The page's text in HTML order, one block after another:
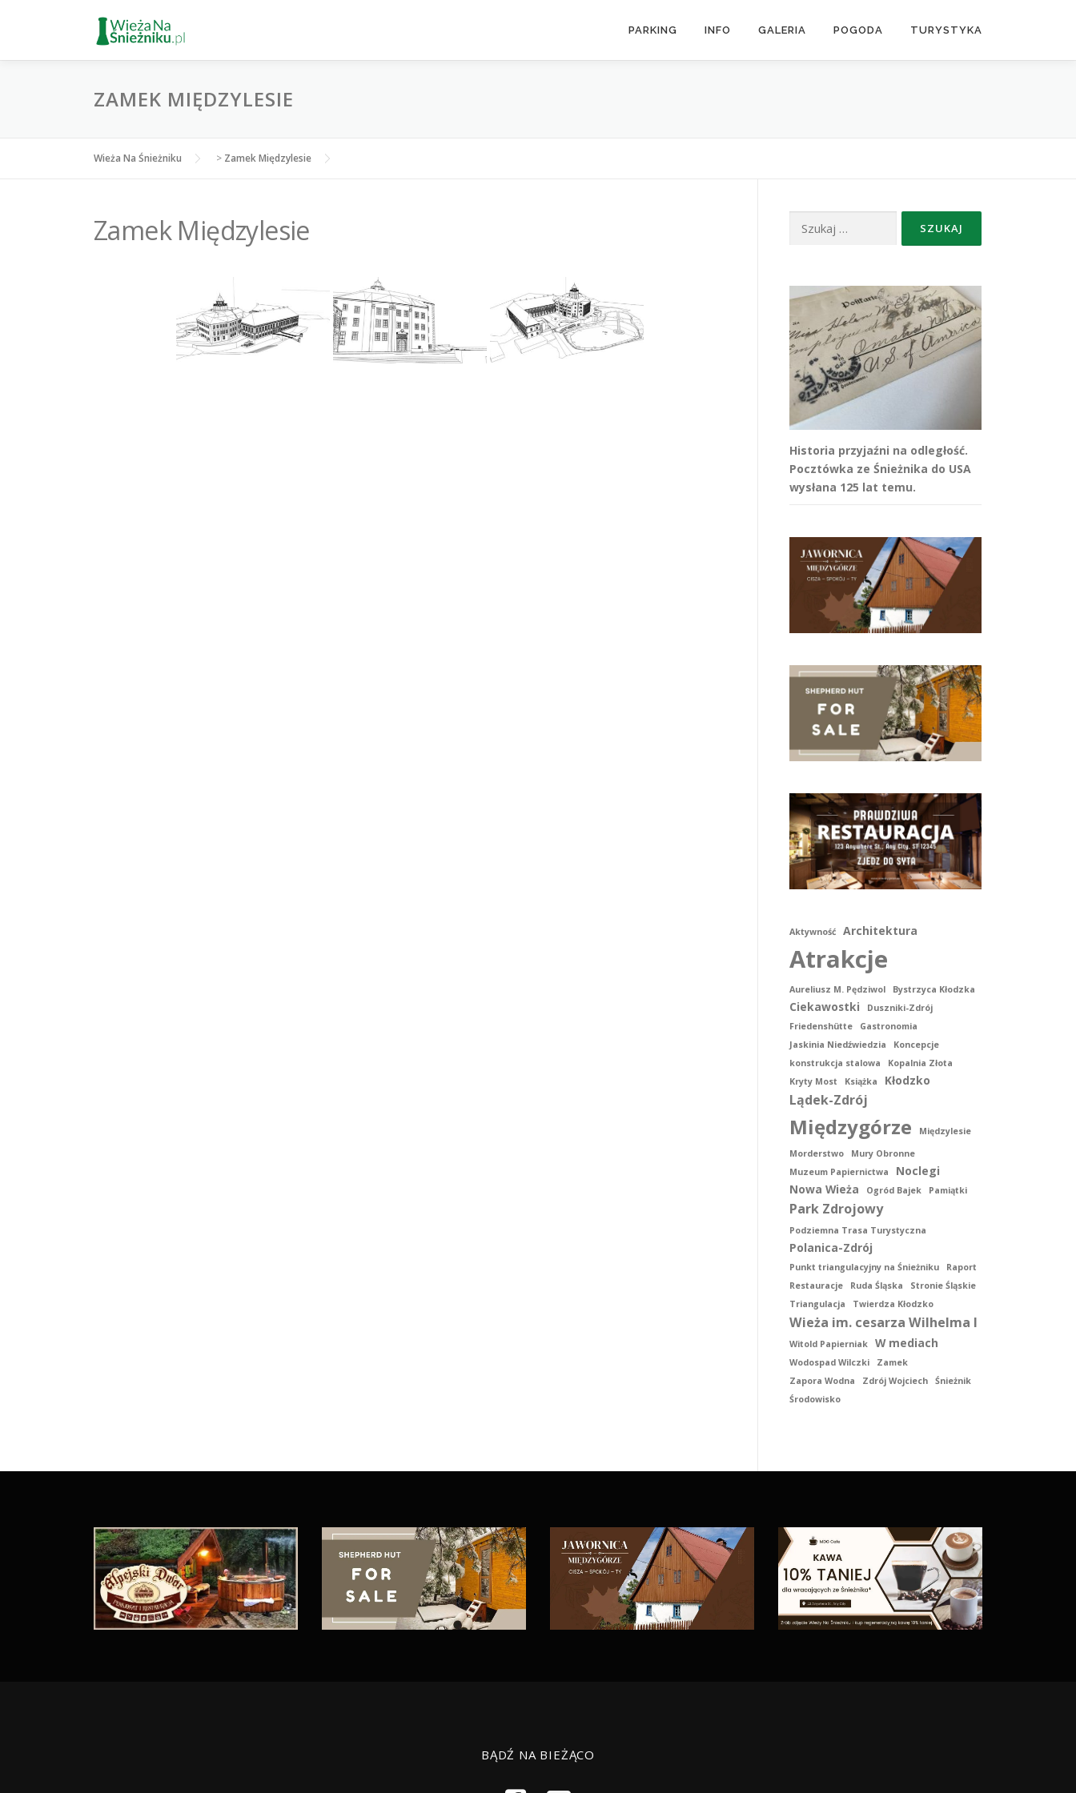
PARKING INFO GALERIA POGODA TURYSTYKA
ZAMEK MIĘDZYLESIE
Wieża Na Śnieżniku > Zamek Międzylesie
Zamek Międzylesie
Historia przyjaźni na odległość.
Pocztówka ze Śnieżnika do USA
wysłana 125 lat temu.
Aktywność Architektura
Atrakcje
Aureliusz M. Pędziwol Bystrzyca Kłodzka
Ciekawostki
Duszniki-Zdrój
Friedenshütte
Gastronomia
Jaskinia Niedźwiedzia
Koncepcje
konstrukcja stalowa
Kopalnia Złota
Kryty Most
Książka Kłodzko
Lądek-Zdrój
Międzygórze
Międzylesie
Morderstwo
Mury Obronne
Muzeum Papiernictwa
Noclegi
Nowa Wieża
Ogród Bajek Pamiątki
Park Zdrojowy
Podziemna Trasa Turystyczna
Polanica-Zdrój
Punkt triangulacyjny na Śnieżniku
Raport
Restauracje
Ruda Śląska
Stronie Śląskie
Triangulacja
Twierdza Kłodzko
Wieża im. cesarza Wilhelma I
Witold Papierniak W mediach
Wodospad Wilczki
Zamek
Zapora Wodna
Zdrój Wojciech
Śnieżnik
Środowisko
BĄDŹ NA BIEŻĄCO